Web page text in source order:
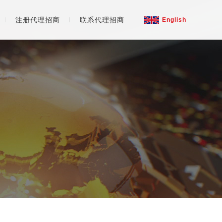
English
注册代理招商 联系代理招商